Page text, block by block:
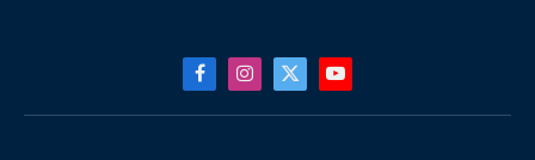
FacebookInstagram
X
YouTube